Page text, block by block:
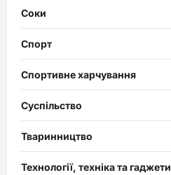
Соки
Спорт
Спортивне харчування
Суспільство
Тваринництво
Технології, техніка та гаджети